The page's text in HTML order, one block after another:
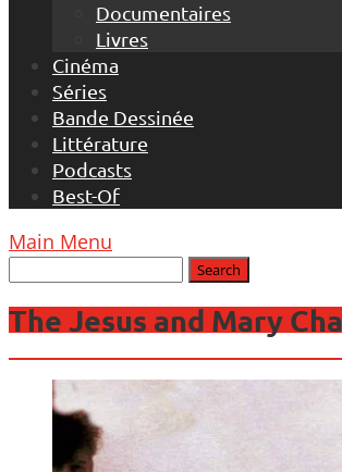
Documentaires
Livres
Cinéma
Séries
Bande Dessinée
Littérature
Podcasts
Best-Of
Main Menu
The Jesus and Mary